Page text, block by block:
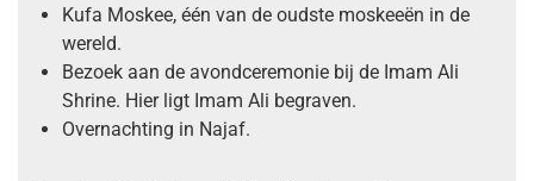
Kufa Moskee, één van de oudste moskeeën in de
wereld.
Bezoek aan de avondceremonie bij de Imam Ali
Shrine. Hier ligt Imam Ali begraven.
Overnachting in Najaf.